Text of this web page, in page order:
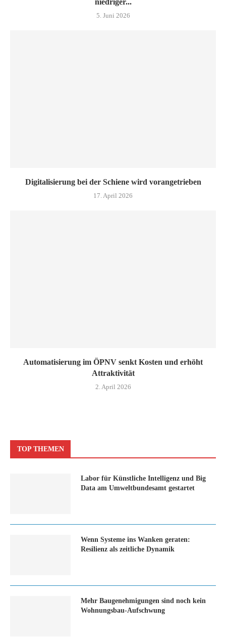
niedriger...
5. Juni 2026
Digitalisierung bei der Schiene wird vorangetrieben
17. April 2026
Automatisierung im ÖPNV senkt Kosten und erhöht
Attraktivität
2. April 2026
TOP THEMEN
Labor für Künstliche Intelligenz und Big
Data am Umweltbundesamt gestartet
Wenn Systeme ins Wanken geraten:
Resilienz als zeitliche Dynamik
Mehr Baugenehmigungen sind noch kein
Wohnungsbau-Aufschwung